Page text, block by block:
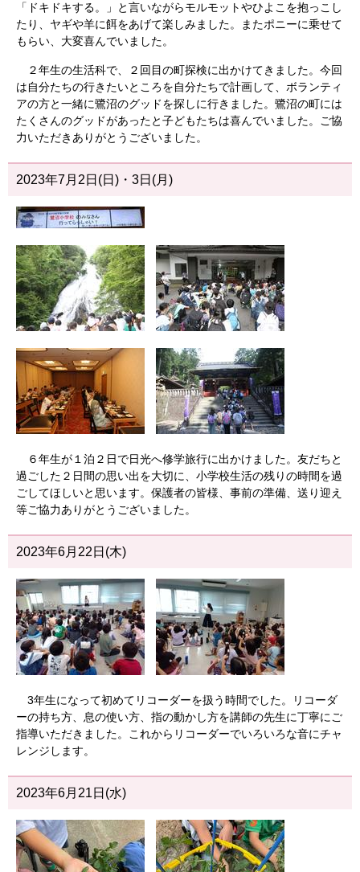
「ドキドキする。」と言いながらモルモットやひよこを抱っこし
たり、ヤギや羊に餌をあげて楽しみました。またポニーに乗せて
もらい、大変喜んでいました。
２年生の生活科で、２回目の町探検に出かけてきました。今回
は自分たちの行きたいところを自分たちで計画して、ボランティ
アの方と一緒に鷺沼のグッドを探しに行きました。鷺沼の町には
たくさんのグッドがあったと子どもたちは喜んでいました。ご協
力いただきありがとうございました。
2023年7月2日(日)・3日(月)
６年生が１泊２日で日光へ修学旅行に出かけました。友だちと
過ごした２日間の思い出を大切に、小学校生活の残りの時間を過
ごしてほしいと思います。保護者の皆様、事前の準備、送り迎え
等ご協力ありがとうございました。
2023年6月22日(木)
3年生になって初めてリコーダーを扱う時間でした。リコーダ
ーの持ち方、息の使い方、指の動かし方を講師の先生に丁寧にご
指導いただきました。これからリコーダーでいろいろな音にチャ
レンジします。
2023年6月21日(水)